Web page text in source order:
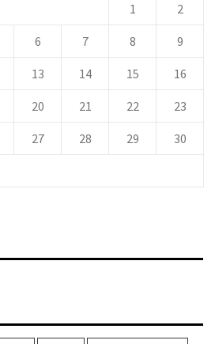
1
2
6 7 8 9
13 14 15 16
20 21 22 23
27 28 29 30